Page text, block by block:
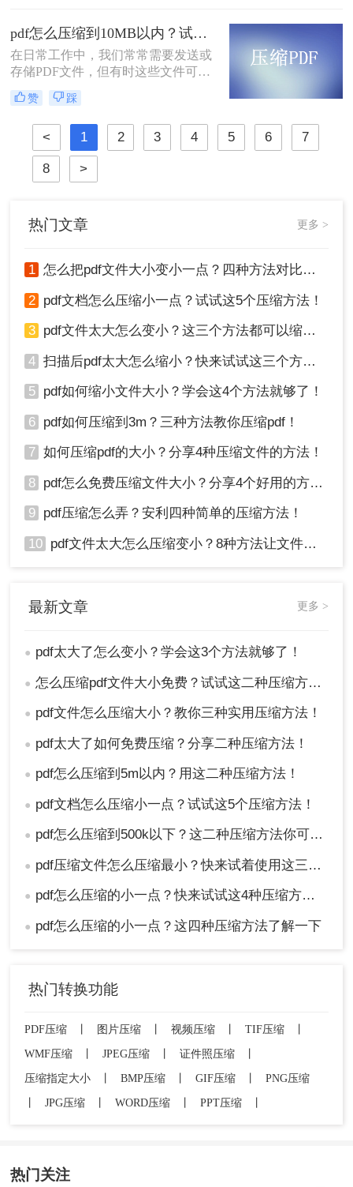
压缩PDF文件并减小文件大小。
pdf怎么压缩到10MB以内？试试这4个压缩方法！
在日常工作中，我们常常需要发送或
存储PDF文件，但有时这些文件可能
会过大，导致传输不便或者占用过多
存储空间。为了应对这种情况，我们
需要掌握一些有效的PDF压缩技巧，
确保文件大小不超过10MB。那么pdf
怎么压缩到10MB以内呢？本文将介
绍几种常用的PDF压缩方法。
赞 踩
< 1 2 3 4 5 6 7
8 >
热门文章 更多 >
1 怎么把pdf文件大小变小一点？四种方法对比，一看就懂！
2 pdf文档怎么压缩小一点？试试这5个压缩方法！
3 pdf文件太大怎么变小？这三个方法都可以缩小！
4 扫描后pdf太大怎么缩小？快来试试这三个方法！
5 pdf如何缩小文件大小？学会这4个方法就够了！
6 pdf如何压缩到3m？三种方法教你压缩pdf！
7 如何压缩pdf的大小？分享4种压缩文件的方法！
8 pdf怎么免费压缩文件大小？分享4个好用的方法，简单又快捷！
9 pdf压缩怎么弄？安利四种简单的压缩方法！
10 pdf文件太大怎么压缩变小？8种方法让文件轻松"瘦身"！
最新文章 更多 >
● pdf太大了怎么变小？学会这3个方法就够了！
● 怎么压缩pdf文件大小免费？试试这二种压缩方法！
● pdf文件怎么压缩大小？教你三种实用压缩方法！
● pdf太大了如何免费压缩？分享二种压缩方法！
● pdf怎么压缩到5m以内？用这二种压缩方法！
● pdf文档怎么压缩小一点？试试这5个压缩方法！
● pdf怎么压缩到500k以下？这二种压缩方法你可以轻松学会！
● pdf压缩文件怎么压缩最小？快来试着使用这三种压缩方法！
● pdf怎么压缩的小一点？快来试试这4种压缩方法！
● pdf怎么压缩的小一点？这四种压缩方法了解一下
热门转换功能
PDF压缩 图片压缩 视频压缩 TIF压缩
WMF压缩
JPEG压缩 证件照压缩
压缩指定大小
BMP压缩 GIF压缩
PNG压缩
JPG压缩 WORD压缩 PPT压缩
热门关注